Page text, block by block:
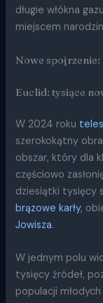
długie włókna
miejscem
Nowe
Euclid: tysiące
W 2024 roku
szerokokątny
obszar, który dla
częściowo
dziesiątki tysięcy
brązowe karły,
Jowisza.
W jednym polu
tysięcy źródeł,
populacji